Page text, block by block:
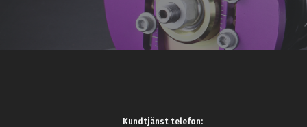
Kundtjänst telefon: